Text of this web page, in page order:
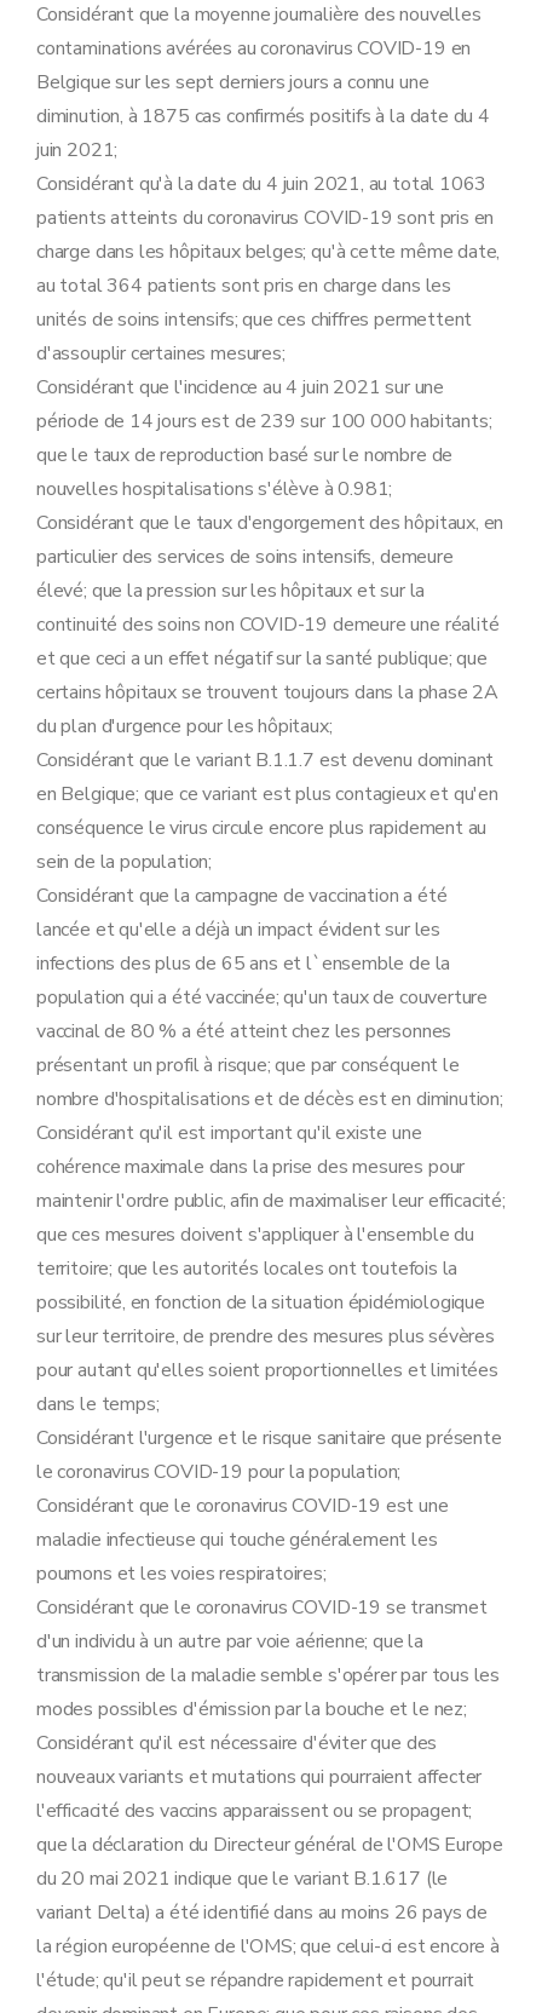
Considérant que la moyenne journalière des nouvelles
contaminations avérées au coronavirus COVID-19 en
Belgique sur les sept derniers jours a connu une
diminution, à 1875 cas confirmés positifs à la date du 4
juin 2021;
Considérant qu'à la date du 4 juin 2021, au total 1063
patients atteints du coronavirus COVID-19 sont pris en
charge dans les hôpitaux belges; qu'à cette même date,
au total 364 patients sont pris en charge dans les
unités de soins intensifs; que ces chiffres permettent
d'assouplir certaines mesures;
Considérant que l'incidence au 4 juin 2021 sur une
période de 14 jours est de 239 sur 100 000 habitants;
que le taux de reproduction basé sur le nombre de
nouvelles hospitalisations s'élève à 0.981;
Considérant que le taux d'engorgement des hôpitaux, en
particulier des services de soins intensifs, demeure
élevé; que la pression sur les hôpitaux et sur la
continuité des soins non COVID-19 demeure une réalité
et que ceci a un effet négatif sur la santé publique; que
certains hôpitaux se trouvent toujours dans la phase 2A
du plan d'urgence pour les hôpitaux;
Considérant que le variant B.1.1.7 est devenu dominant
en Belgique; que ce variant est plus contagieux et qu'en
conséquence le virus circule encore plus rapidement au
sein de la population;
Considérant que la campagne de vaccination a été
lancée et qu'elle a déjà un impact évident sur les
infections des plus de 65 ans et l`ensemble de la
population qui a été vaccinée; qu'un taux de couverture
vaccinal de 80 % a été atteint chez les personnes
présentant un profil à risque; que par conséquent le
nombre d'hospitalisations et de décès est en diminution;
Considérant qu'il est important qu'il existe une
cohérence maximale dans la prise des mesures pour
maintenir l'ordre public, afin de maximaliser leur efficacité;
que ces mesures doivent s'appliquer à l'ensemble du
territoire; que les autorités locales ont toutefois la
possibilité, en fonction de la situation épidémiologique
sur leur territoire, de prendre des mesures plus sévères
pour autant qu'elles soient proportionnelles et limitées
dans le temps;
Considérant l'urgence et le risque sanitaire que présente
le coronavirus COVID-19 pour la population;
Considérant que le coronavirus COVID-19 est une
maladie infectieuse qui touche généralement les
poumons et les voies respiratoires;
Considérant que le coronavirus COVID-19 se transmet
d'un individu à un autre par voie aérienne; que la
transmission de la maladie semble s'opérer par tous les
modes possibles d'émission par la bouche et le nez;
Considérant qu'il est nécessaire d'éviter que des
nouveaux variants et mutations qui pourraient affecter
l'efficacité des vaccins apparaissent ou se propagent;
que la déclaration du Directeur général de l'OMS Europe
du 20 mai 2021 indique que le variant B.1.617 (le
variant Delta) a été identifié dans au moins 26 pays de
la région européenne de l'OMS; que celui-ci est encore à
l'étude; qu'il peut se répandre rapidement et pourrait